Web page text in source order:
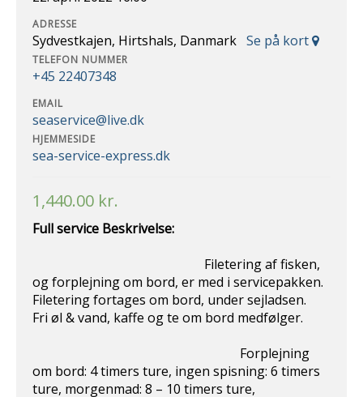
ADRESSE
Sydvestkajen, Hirtshals, Danmark Se på kort
TELEFON NUMMER
+45 22407348
EMAIL
seaservice@live.dk
HJEMMESIDE
sea-service-express.dk
1,440.00 kr.
Full service Beskrivelse:
Filetering af fisken,
og forplejning om bord, er med i servicepakken.
Filetering fortages om bord, under sejladsen.
Fri øl & vand, kaffe og te om bord medfølger.
Forplejning
om bord: 4 timers ture, ingen spisning: 6 timers
ture, morgenmad: 8 – 10 timers ture,